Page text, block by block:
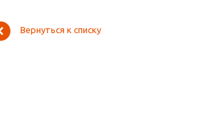
Вернуться к списку